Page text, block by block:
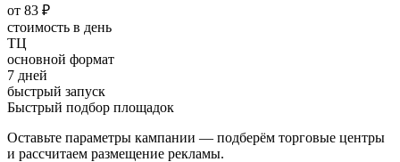
от 83 ₽
стоимость в день
ТЦ
основной формат
7 дней
быстрый запуск
Быстрый подбор площадок
Оставьте параметры кампании — подберём торговые центры
и рассчитаем размещение рекламы.